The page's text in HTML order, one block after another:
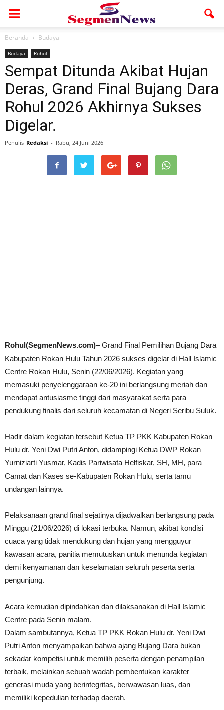
Beranda Budaya
Budaya Rohul
Sempat Ditunda Akibat Hujan
Deras, Grand Final Bujang Dara
Rohul 2026 Akhirnya Sukses
Digelar.
Penulis Redaksi - Rabu, 24 Juni 2026
Rohul(SegmenNews.com)– Grand Final Pemilihan Bujang Dara
Kabupaten Rokan Hulu Tahun 2026 sukses digelar di Hall Islamic
Centre Rokan Hulu, Senin (22/06/2026). Kegiatan yang
memasuki penyelenggaraan ke-20 ini berlangsung meriah dan
mendapat antusiasme tinggi dari masyarakat serta para
pendukung finalis dari seluruh kecamatan di Negeri Seribu Suluk.
Hadir dalam kegiatan tersebut Ketua TP PKK Kabupaten Rokan
Hulu dr. Yeni Dwi Putri Anton, didampingi Ketua DWP Rokan
Yurniziarti Yusmar, Kadis Pariwisata Helfiskar, SH, MH, para
Camat dan Kases se-Kabupaten Rokan Hulu, serta tamu
undangan lainnya.
Pelaksanaan grand final sejatinya dijadwalkan berlangsung pada
Minggu (21/06/2026) di lokasi terbuka. Namun, akibat kondisi
cuaca yang tidak mendukung dan hujan yang mengguyur
kawasan acara, panitia memutuskan untuk menunda kegiatan
demi kenyamanan dan keselamatan seluruh peserta serta
pengunjung.
Acara kemudian dipindahkan dan dilaksanakan di Hall Islamic
Centre pada Senin malam.
Dalam sambutannya, Ketua TP PKK Rokan Hulu dr. Yeni Dwi
Putri Anton menyampaikan bahwa ajang Bujang Dara bukan
sekadar kompetisi untuk memilih peserta dengan penampilan
terbaik, melainkan sebuah wadah pembentukan karakter
generasi muda yang berintegritas, berwawasan luas, dan
memiliki kepedulian terhadap daerah.